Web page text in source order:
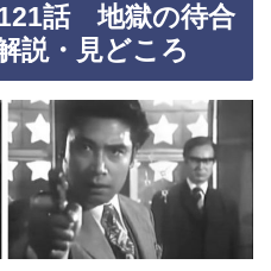
話 地獄の待合
・見どころ